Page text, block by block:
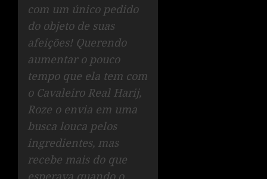
com um único pedido
do objeto de suas
afeições! Querendo
aumentar o pouco
tempo que ela tem com
o Cavaleiro Real Harij,
Roze o envia em uma
busca louca pelos
ingredientes, mas
recebe mais do que
esperava quando o